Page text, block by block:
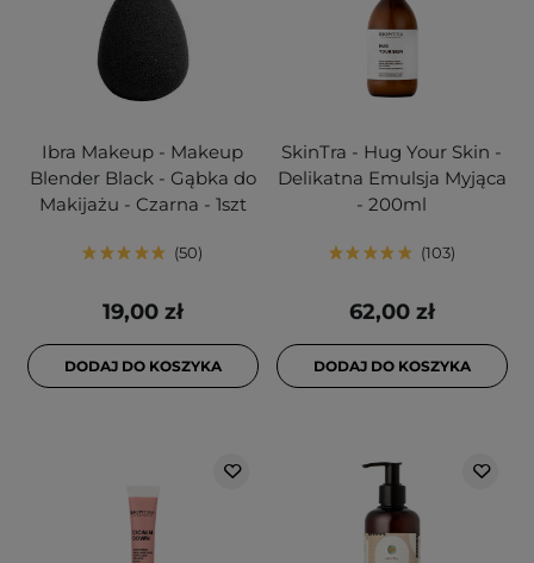
Ibra Makeup - Makeup
Blender Black - Gąbka do
Makijażu - Czarna - 1szt
50
19,00 zł
DODAJ DO KOSZYKA
SkinTra - Hug Your Skin -
Delikatna Emulsja Myjąca
- 200ml
103
62,00 zł
DODAJ DO KOSZYKA